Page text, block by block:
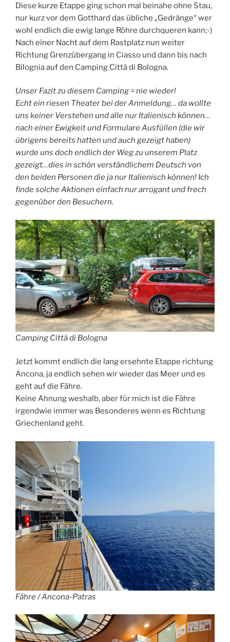
Diese kurze Etappe ging schon mal beinahe ohne Stau,
nur kurz vor dem Gotthard das übliche „Gedränge“ wer
wohl endlich die ewig lange Röhre durchqueren kann;-)
Nach einer Nacht auf dem Rastplatz nun weiter
Richtung Grenzübergang in Ciasso und dann bis nach
Bilognia auf den Camping Città di Bologna.
Unser Fazit zu diesem Camping = nie wieder!
Echt ein riesen Theater bei der Anmeldung… da wollte
uns keiner Verstehen und alle nur Italienisch können…
nach einer Ewigkeit und Formulare Ausfüllen (die wir
übrigens bereits hatten und auch gezeigt haben)
wurde uns doch endlich der Weg zu unserem Platz
gezeigt…dies in schön verständlichem Deutsch von
den beiden Personen die ja nur Italienisch können! Ich
finde solche Aktionen einfach nur arrogant und frech
gegenüber den Besuchern.
Camping Città di Bologna
Jetzt kommt endlich die lang ersehnte Etappe richtung
Ancona, ja endlich sehen wir wieder das Meer und es
geht auf die Fähre.
Keine Ahnung weshalb, aber für mich ist die Fähre
irgendwie immer was Besonderes wenn es Richtung
Griechenland geht.
Fähre / Ancona-Patras